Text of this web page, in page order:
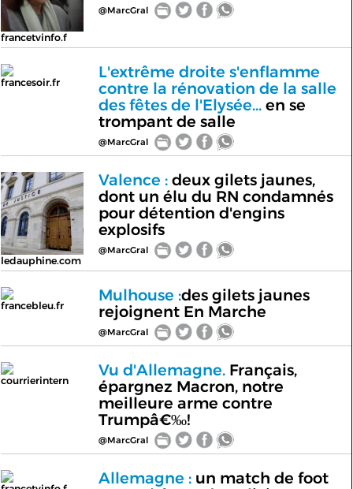
francetvinfo.f
@MarcGral
francesoir.fr
L'extrême droite s'enflamme
contre la rénovation de la salle
des fêtes de l'Elysée...en se
trompant de salle
@MarcGral
ledauphine.com
Valence :deux gilets jaunes,
dont un élu du RN condamnés
pour détention d'engins
explosifs
@MarcGral
francebleu.fr
Mulhouse :des gilets jaunes
rejoignent En Marche
@MarcGral
courrierintern
Vu d'Allemagne.Français,
épargnez Macron, notre
meilleure arme contre
Trumpâ€‰!
@MarcGral
Allemagne :un match de foot